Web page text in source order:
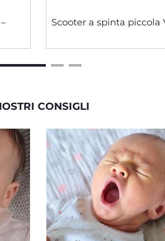
Scooter a spinta piccola
CONSIGLI